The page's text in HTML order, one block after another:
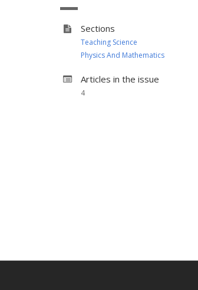
Sections
Teaching Science
Physics And Mathematics
Articles in the issue
4